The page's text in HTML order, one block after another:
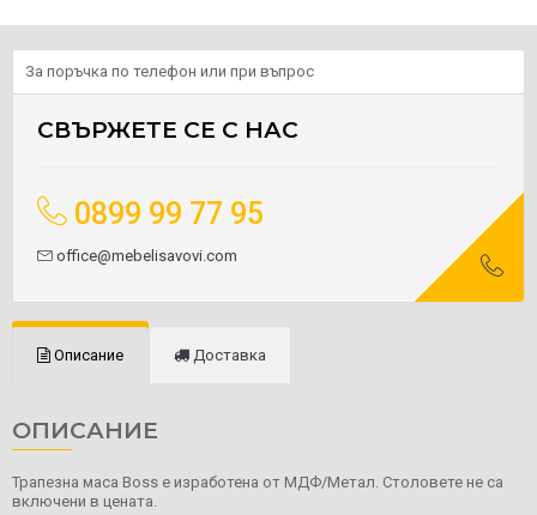
За поръчка по телефон или при въпрос
СВЪРЖЕТЕ СЕ С НАС
0899 99 77 95
office@mebelisavovi.com
Описание Доставка
ОПИСАНИЕ
Трапезна маса Boss е изработена от МДФ/Метал. Столовете не са
включени в цената.